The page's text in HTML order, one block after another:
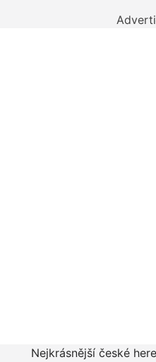
Nejkrásnější české